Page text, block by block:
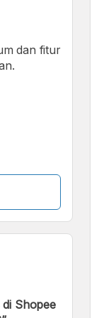
dan fitur
Shopee